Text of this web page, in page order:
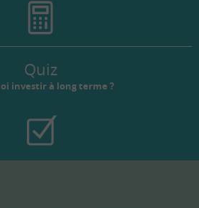
Quiz
investir à long terme ?